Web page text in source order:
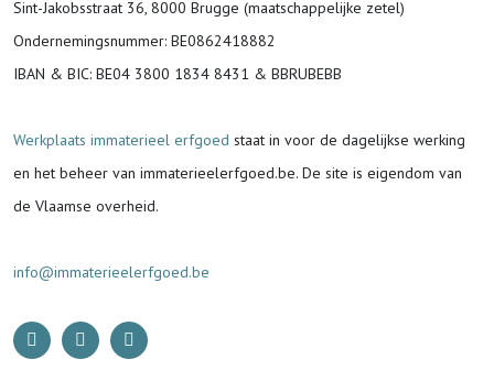
Sint-Jakobsstraat 36, 8000 Brugge (maatschappelijke zetel)
Ondernemingsnummer: BE0862418882
IBAN & BIC: BE04 3800 1834 8431 & BBRUBEBB
Werkplaats immaterieel erfgoed staat in voor de dagelijkse werking
en het beheer van immaterieelerfgoed.be. De site is eigendom van
de Vlaamse overheid.
info@immaterieelerfgoed.be